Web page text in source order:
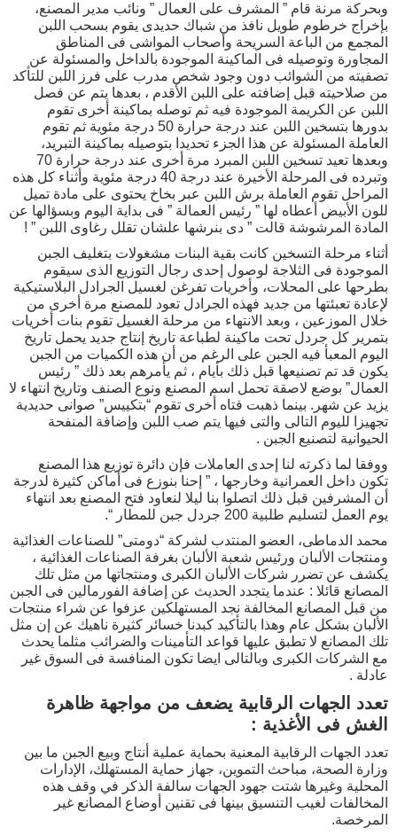
وبحركة مرنة قام ” المشرف على العمال ” ونائب مدير المصنع،
بإخراج خرطوم طويل نافذ من شباك حديدى يقوم بسحب اللبن
المجمع من الباعة السريحة وأصحاب المواشى فى المناطق
المجاورة وتوصيله فى الماكينة الموجودة بالداخل والمسئولة عن
تصفيته من الشوائب دون وجود شخص مدرب على فرز اللبن للتأكد
من صلاحيته قبل إضافته على اللبن الأقدم ، بعدها يتم عن فصل
اللبن عن الكريمة الموجودة فيه ثم توصله بماكينة أخرى تقوم
بدورها بتسخين اللبن عند درجة حرارة 50 درجة مئوية ثم تقوم
العاملة المسئولة عن هذا الجزء تحديدا بتوصيله بماكينة التبريد،
وبعدها تعيد تسخين اللبن المبرد مرة أخرى عند درجة حرارة 70
وتبرده فى المرحلة الأخيرة عند درجة 40 درجة مئوية وأثناء كل هذه
المراحل تقوم العاملة برش اللبن عبر بخاخ يحتوى على مادة تميل
للون الأبيض أعطاه لها ” رئيس العمالة ” فى بداية اليوم وبسؤالها عن
المادة المرشوشة قالت ” دى بنرشها علشان تقلل رغاوى اللبن ” !
أثناء مرحلة التسخين كانت بقية البنات مشغولات بتغليف الجبن
الموجودة فى الثلاجة لوصول إحدى رجال التوزيع الذى سيقوم
بطرحها على المحلات، وأخريات تفرغن لغسيل الجرادل البلاستيكية
لإعادة تعبئتها من جديد فهذه الجرادل تعود للمصنع مرة أخرى من
خلال الموزعين ، وبعد الانتهاء من مرحلة الغسيل تقوم بنات أخريات
بتمرير كل جردل تحت ماكينة لطباعة تاريخ إنتاج جديد يحمل تاريخ
اليوم المعبأ فيه الجبن على الرغم من أن هذه الكميات من الجبن
يكون قد تم تصنيعها قبل ذلك بأيام ، ثم يأمرهم بعد ذلك ” رئيس
العمال” بوضع لاصقة تحمل اسم المصنع ونوع الصنف وتاريخ انتهاء لا
يزيد عن شهر. بينما ذهبت فتاه أخرى تقوم “بتكييس” صوانى حديدية
تجهيزا لليوم التالى والتى فيها يتم صب اللبن وإضافة المنفحة
الحيوانية لتصنيع الجبن .
ووفقا لما ذكرته لنا إحدى العاملات فإن دائرة توزيع هذا المصنع
تكون داخل العمرانية وخارجها ، ” إحنا بنوزع فى أماكن كثيرة لدرجة
أن المشرفين قبل ذلك اتصلوا بنا ليلا لنعاود فتح المصنع بعد انتهاء
يوم العمل لتسليم طلبية 200 جردل جبن للمطار “.
محمد الدماطى، العضو المنتدب لشركة “دومتى” للصناعات الغذائية
ومنتجات الألبان ورئيس شعبة الألبان بغرفة الصناعات الغذائية ،
يكشف عن تضرر شركات الألبان الكبرى ومنتجاتها من مثل تلك
المصانع قائلا : عندما يتجدد الحديث عن إضافة الفورمالين فى الجبن
من قبل المصانع المخالفة نجد المستهلكين عزفوا عن شراء منتجات
الألبان بشكل عام وهذا بالتأكيد كبدنا خسائر كثيرة ناهيك عن إن مثل
تلك المصانع لا تطبق عليها قواعد التأمينات والضرائب مثلما يحدث
مع الشركات الكبرى وبالتالى ايضا تكون المنافسة فى السوق غير
عادلة .
تعدد الجهات الرقابية يضعف من مواجهة ظاهرة
الغش فى الأغذية :
تعدد الجهات الرقابية المعنية بحماية عملية أنتاج وبيع الجبن ما بين
وزارة الصحة، مباحث التموين، جهاز حماية المستهلك، الإدارات
المحلية وغيرها شتت جهود الجهات سالفة الذكر في وقف هذه
المخالفات لغيب التنسيق بينها فى تقنين أوضاع المصانع غير
المرخصة.